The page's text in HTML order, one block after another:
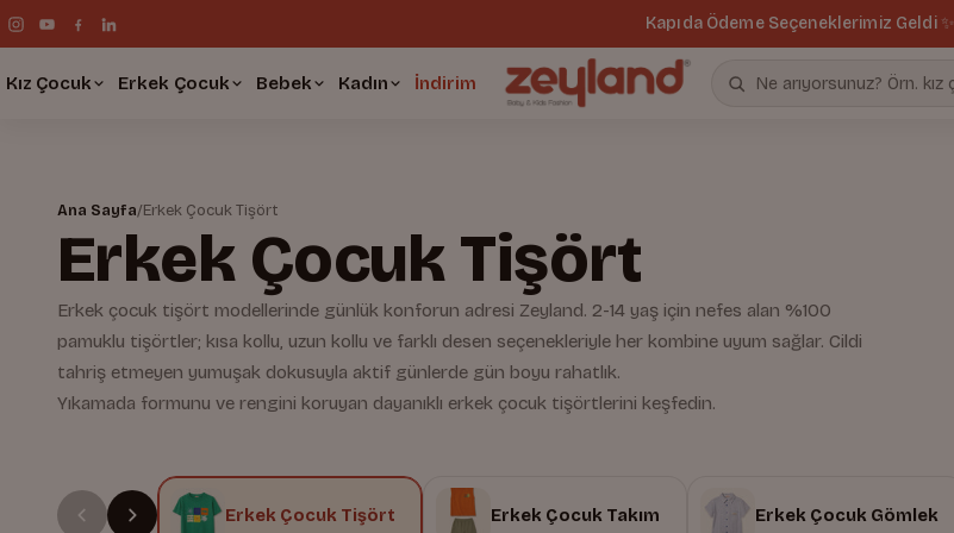
Kapıda Ödeme Seçeneklerimiz Geldi ✨
Kız Çocuk Erkek Çocuk Bebek Kadın İndirim
Ana Sayfa/Erkek Çocuk Tişört
Erkek Çocuk Tişört
Erkek çocuk tişört modellerinde günlük konforun adresi Zeyland. 2-14 yaş için nefes alan %100
pamuklu tişörtler; kısa kollu, uzun kollu ve farklı desen seçenekleriyle her kombine uyum sağlar. Cildi
tahriş etmeyen yumuşak dokusuyla aktif günlerde gün boyu rahatlık.
Yıkamada formunu ve rengini koruyan dayanıklı erkek çocuk tişörtlerini keşfedin.
Erkek Çocuk Tişört Erkek Çocuk Takım Erkek Çocuk Gömlek